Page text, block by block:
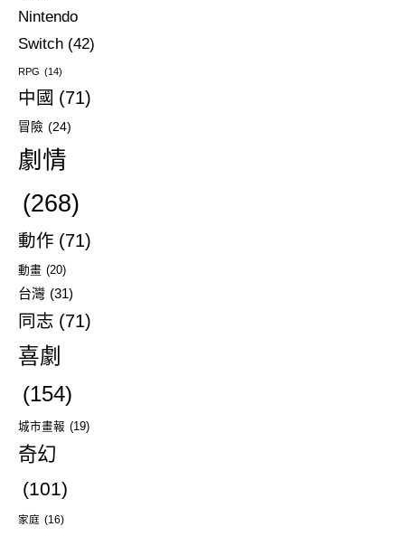
Nintendo
Switch (42)
RPG (14)
中國 (71)
冒險 (24)
劇情
(268)
動作 (71)
動畫 (20)
台灣 (31)
同志 (71)
喜劇
(154)
城市畫報 (19)
奇幻
(101)
家庭 (16)